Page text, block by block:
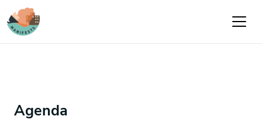
Passar para o conteúdo principal
Agenda